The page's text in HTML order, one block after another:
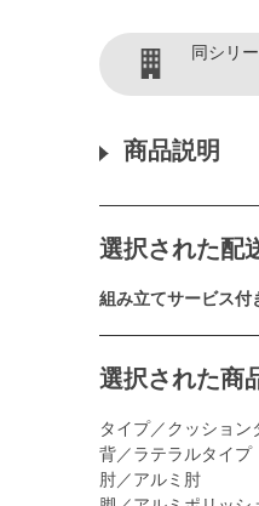
同シリ
商品説明
選択された配
組み立てサービス
選択された商
タイプ／クッション
背／ラテラルタイプ
肘／アルミ肘